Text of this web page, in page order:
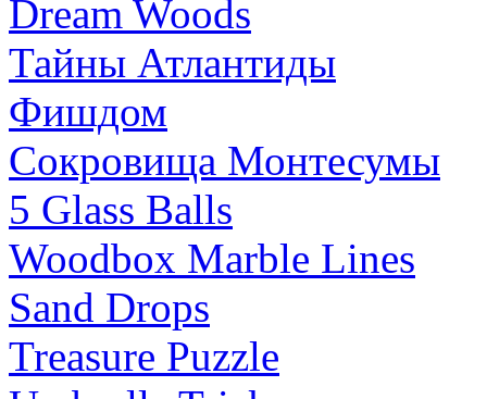
Dream Woods
Тайны Атлантиды
Фишдом
Сокровища Монтесумы
5 Glass Balls
Woodbox Marble Lines
Sand Drops
Treasure Puzzle